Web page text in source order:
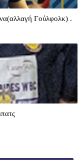
Γούλφολκ) .